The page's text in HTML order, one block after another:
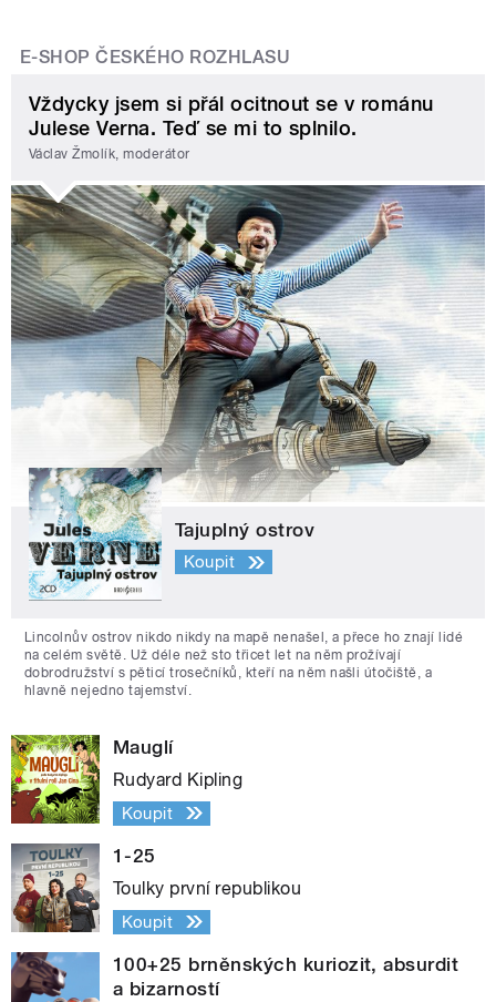
E-SHOP ČESKÉHO ROZHLASU
Vždycky jsem si přál ocitnout se v románu
Julese Verna. Teď se mi to splnilo.
Václav Žmolík, moderátor
Tajuplný ostrov
Koupit
Lincolnův ostrov nikdo nikdy na mapě nenašel, a přece ho znají lidé
na celém světě. Už déle než sto třicet let na něm prožívají
dobrodružství s pěticí trosečníků, kteří na něm našli útočiště, a
hlavně nejedno tajemství.
Mauglí
Rudyard Kipling
Koupit
1-25
Toulky první republikou
Koupit
100+25 brněnských kuriozit, absurdit
a bizarností